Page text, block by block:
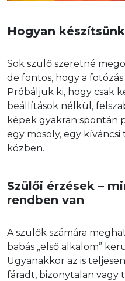
Hogyan
Sok szülő szeretné
de fontos, hogy a fotózás
Próbáljuk ki, hogy csak
beállítások nélkül,
képek gyakran spontán
egy mosoly, egy
közben.
Szülői érzések –
rendben van
A szülők számára
babás „első alkalom”
Ugyanakkor az is
fáradt, bizonytalan vagy